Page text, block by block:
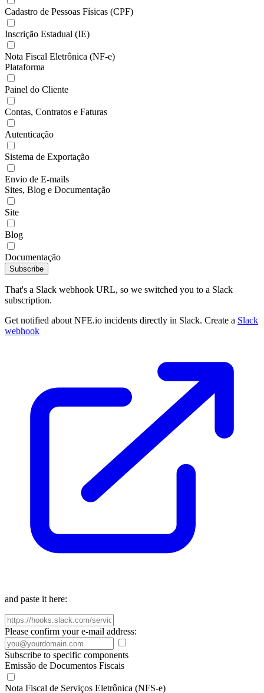
Cadastro de Pessoas Físicas (CPF)
Inscrição Estadual (IE)
Nota Fiscal Eletrônica (NF-e)
Plataforma
Painel do Cliente
Contas, Contratos e Faturas
Autenticação
Sistema de Exportação
Envio de E-mails
Sites, Blog e Documentação
Site
Blog
Documentação
Subscribe
That's a Slack webhook URL, so we switched you to a Slack
subscription.
Get notified about NFE.io incidents directly in Slack. Create a Slack
webhook
and paste it here:
Please confirm your e-mail address:
Subscribe to specific components
Emissão de Documentos Fiscais
Nota Fiscal de Serviços Eletrônica (NFS-e)